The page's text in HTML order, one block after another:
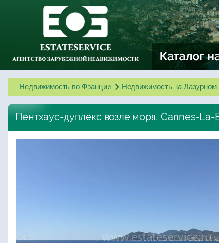
Недвижимость во Франции Недвижимость на Лазурном
Пентхаус-дуплекс возле моря, Cannes-La-